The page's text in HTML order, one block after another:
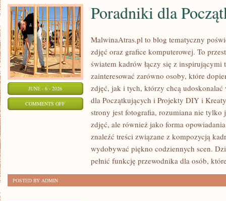
JUNE - 6 - 2026
COMMENTS OFFON
PORADNIKI
POCZĄTKUJĄCYCH
Poradniki dla
MalwinaAtras.pl to blog tematyczny
zdjęć oraz grafice komputerowej. To
światem kadrów łączy się z inspirującymi
zainteresować zarówno osoby, które
zdjęć, jak i tych, którzy chcą
dla Początkujących i Projekty DIY i
strony jest fotografia, rozumiana nie
zdjęć, ale również jako forma
znaleźć treści związane z kompozycją
wydobywać piękno codziennych scen.
pełnić funkcję przewodnika dla osób,
POSTED BY ADMIN